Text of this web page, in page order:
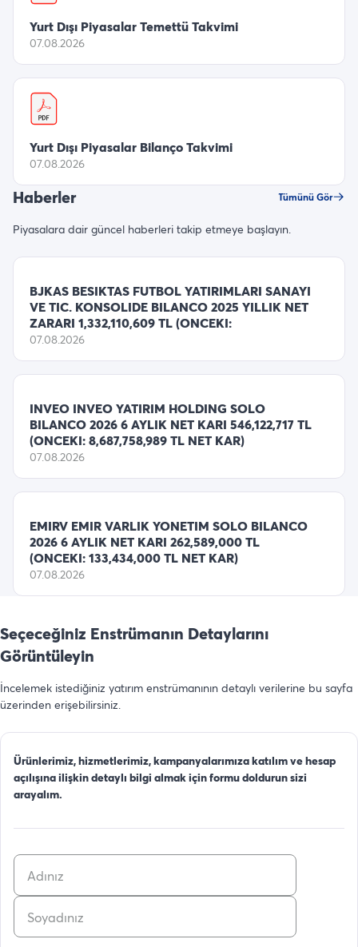
Yurt Dışı Piyasalar Temettü Takvimi
07.08.2026
Yurt Dışı Piyasalar Bilanço Takvimi
07.08.2026
Haberler Tümünü Gör
Piyasalara dair güncel haberleri takip etmeye başlayın.
BJKAS BESIKTAS FUTBOL YATIRIMLARI SANAYI
VE TIC. KONSOLIDE BILANCO 2025 YILLIK NET
ZARARI 1,332,110,609 TL (ONCEKI:
07.08.2026
INVEO INVEO YATIRIM HOLDING SOLO
BILANCO 2026 6 AYLIK NET KARI 546,122,717 TL
(ONCEKI: 8,687,758,989 TL NET KAR)
07.08.2026
EMIRV EMIR VARLIK YONETIM SOLO BILANCO
2026 6 AYLIK NET KARI 262,589,000 TL
(ONCEKI: 133,434,000 TL NET KAR)
07.08.2026
Seçeceğiniz Enstrümanın Detaylarını
Görüntüleyin
İncelemek istediğiniz yatırım enstrümanının detaylı verilerine bu sayfa
üzerinden erişebilirsiniz.
Ürünlerimiz, hizmetlerimiz, kampanyalarımıza katılım ve hesap
açılışına ilişkin detaylı bilgi almak için formu doldurun sizi
arayalım.